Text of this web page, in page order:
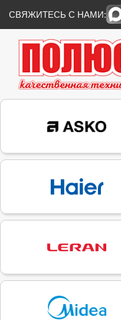
СВЯЖИТЕСЬ С НАМИ: